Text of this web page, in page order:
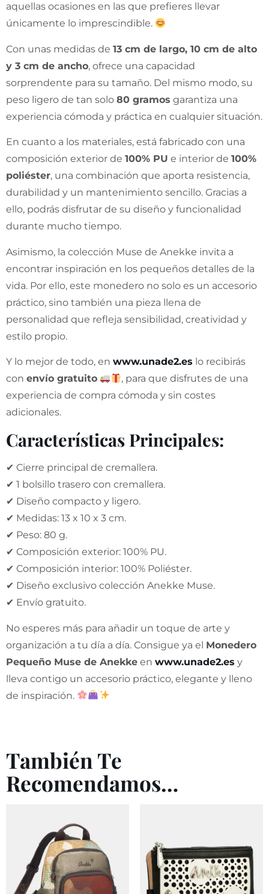
aquellas ocasiones en las que prefieres llevar
únicamente lo imprescindible.
Con unas medidas de 13 cm de largo, 10 cm de alto
y 3 cm de ancho, ofrece una capacidad
sorprendente para su tamaño. Del mismo modo, su
peso ligero de tan solo 80 gramos garantiza una
experiencia cómoda y práctica en cualquier situación.
En cuanto a los materiales, está fabricado con una
composición exterior de 100% PU e interior de 100%
poliéster, una combinación que aporta resistencia,
durabilidad y un mantenimiento sencillo. Gracias a
ello, podrás disfrutar de su diseño y funcionalidad
durante mucho tiempo.
Asimismo, la colección Muse de Anekke invita a
encontrar inspiración en los pequeños detalles de la
vida. Por ello, este monedero no solo es un accesorio
práctico, sino también una pieza llena de
personalidad que refleja sensibilidad, creatividad y
estilo propio.
Y lo mejor de todo, en www.unade2.es lo recibirás
con envío gratuito
, para que disfrutes de una
experiencia de compra cómoda y sin costes
adicionales.
Características Principales:
✔ Cierre principal de cremallera.
✔ 1 bolsillo trasero con cremallera.
✔ Diseño compacto y ligero.
✔ Medidas: 13 x 10 x 3 cm.
✔ Peso: 80 g.
✔ Composición exterior: 100% PU.
✔ Composición interior: 100% Poliéster.
✔ Diseño exclusivo colección Anekke Muse.
✔ Envío gratuito.
No esperes más para añadir un toque de arte y
organización a tu día a día. Consigue ya el Monedero
Pequeño Muse de Anekke en www.unade2.es y
lleva contigo un accesorio práctico, elegante y lleno
de inspiración.
También Te
Recomendamos…